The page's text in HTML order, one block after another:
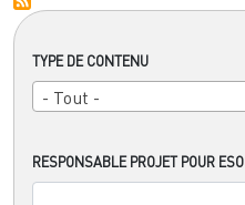
TYPE DE CONTENU
- Tout -
RESPONSABLE PROJET POUR ESO